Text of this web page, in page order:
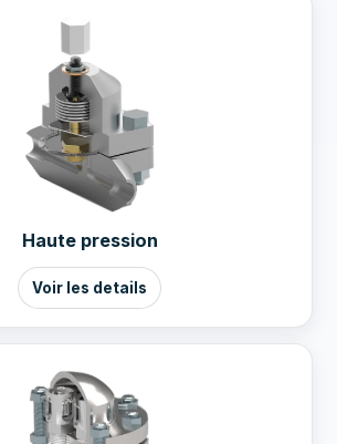
Haute pression
Voir les details